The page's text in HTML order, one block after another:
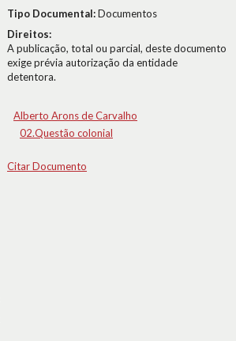
Tipo Documental:Documentos
Direitos:
A publicação, total ou parcial, deste documento
exige prévia autorização da entidade
detentora.
Alberto Arons de Carvalho
02.Questão colonial
Citar Documento